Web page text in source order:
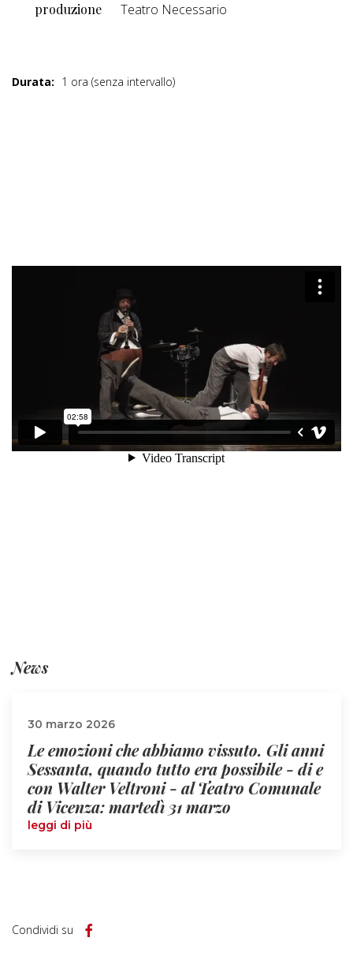
produzione Teatro Necessario
Durata: 1 ora (senza intervallo)
News
30 marzo 2026
Le emozioni che abbiamo vissuto. Gli anni
Sessanta, quando tutto era possibile - di e
con Walter Veltroni - al Teatro Comunale
di Vicenza: martedì 31 marzo
leggi di più
Condividi su